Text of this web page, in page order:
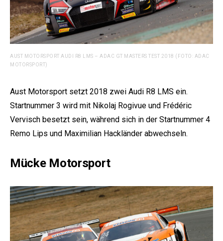
AUST MOTORSPORT AUDI R8 LMS – ADAC GT MASTERS TEST 2018 (FOTO: ADAC
MOTORSPORT)
Aust Motorsport setzt 2018 zwei Audi R8 LMS ein.
Startnummer 3 wird mit Nikolaj Rogivue und Frédéric
Vervisch besetzt sein, während sich in der Startnummer 4
Remo Lips und Maximilian Hackländer abwechseln.
Mücke Motorsport